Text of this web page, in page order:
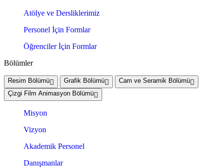
Atölye ve Dersliklerimiz
Personel İçin Formlar
Öğrenciler İçin Formlar
Bölümler
Resim Bölümü Grafik Bölümü
Cam ve Seramik Bölümü
Çizgi Film Animasyon Bölümü
Misyon
Vizyon
Akademik Personel
Danışmanlar